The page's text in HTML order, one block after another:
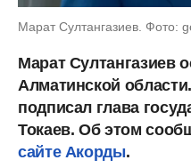
Марат Султангазиев. Фото:
Марат Султангазиев
Алматинской
подписал глава
Токаев. Об этом
сайте Акорды.